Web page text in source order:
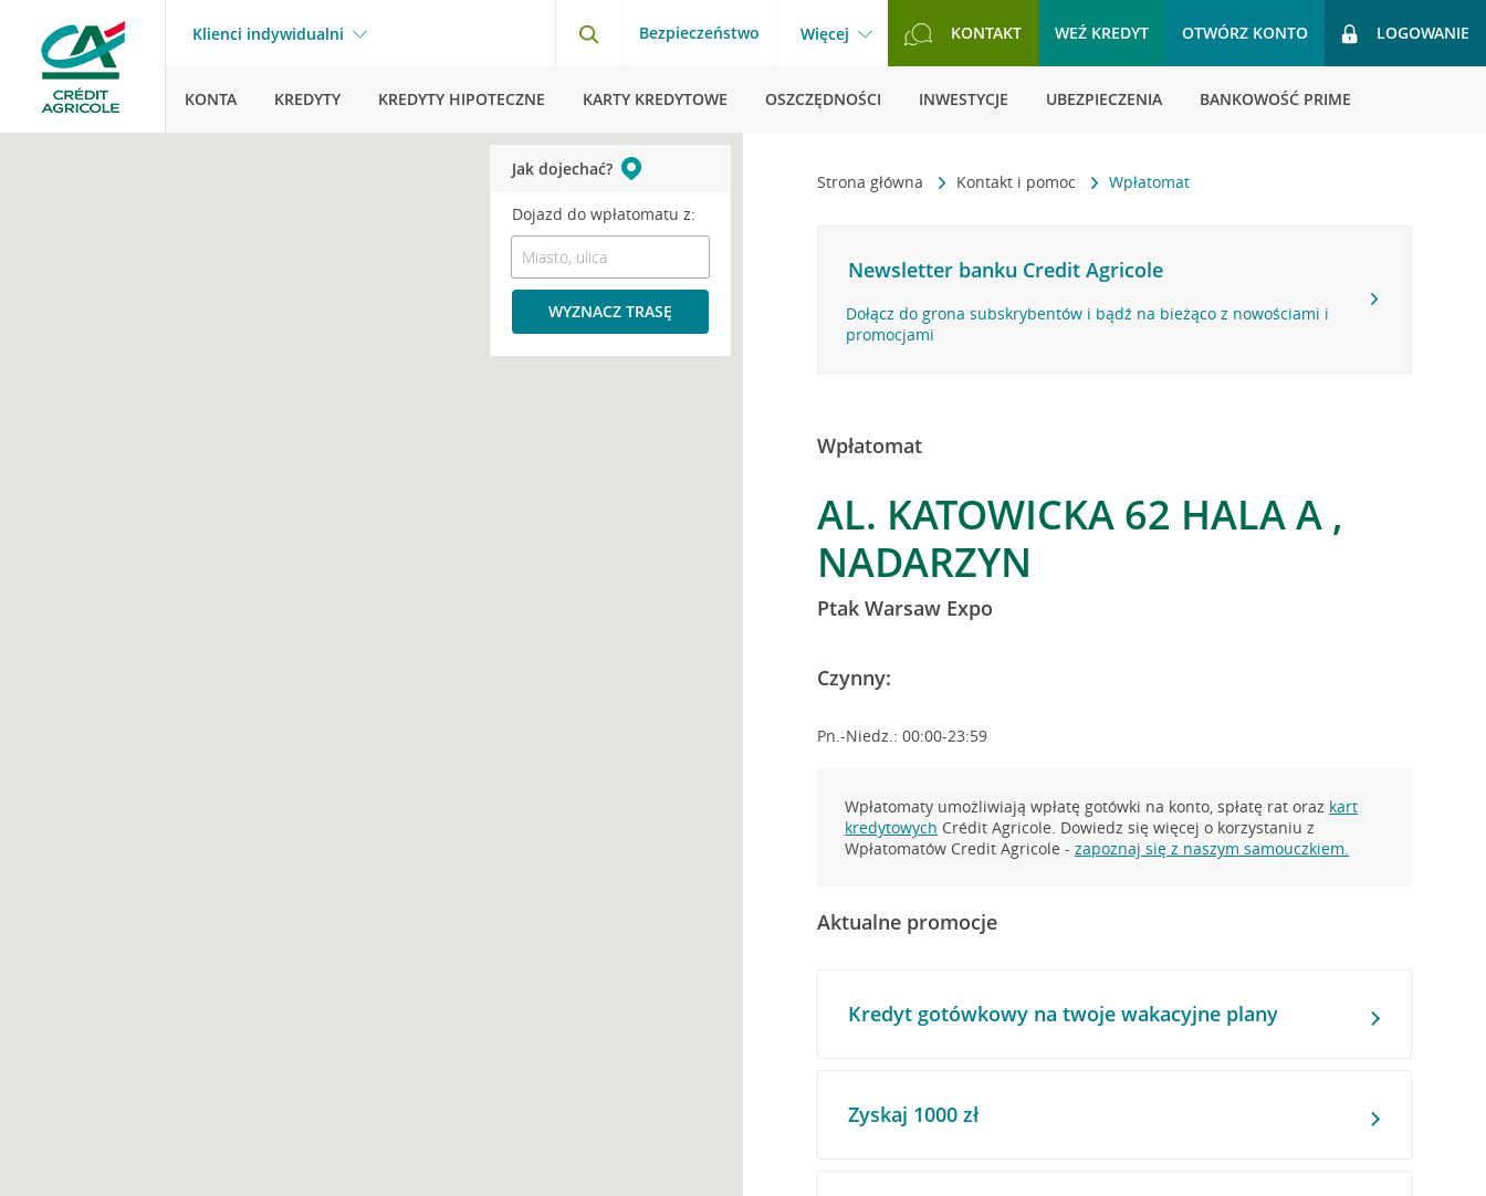
Klienci indywidualni Bezpieczeństwo Więcej KONTAKT WEŹ KREDYT OTWÓRZ KONTO LOGOWANIE
KONTA KREDYTY KREDYTY HIPOTECZNE KARTY KREDYTOWE OSZCZĘDNOŚCI INWESTYCJE UBEZPIECZENIA BANKOWOŚĆ PRIME
Strona główna Kontakt i pomoc Wpłatomat
Newsletter banku Credit Agricole
Dołącz do grona subskrybentów i bądź na bieżąco z nowościami i
promocjami
Wpłatomat
AL. KATOWICKA 62 HALA A ,
NADARZYN
Ptak Warsaw Expo
Czynny:
Pn.-Niedz.: 00:00-23:59
Wpłatomaty umożliwiają wpłatę gotówki na konto, spłatę rat oraz kart
kredytowych Crédit Agricole. Dowiedz się więcej o korzystaniu z
Wpłatomatów Credit Agricole -zapoznaj się z naszym samouczkiem.
Aktualne promocje
Kredyt gotówkowy na twoje wakacyjne plany
Zyskaj 1000 zł
Jak dojechać?
Dojazd do wpłatomatu z:
WYZNACZ TRASĘ